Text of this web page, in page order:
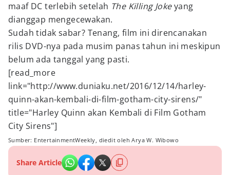
maaf DC terlebih setelah The Killing Jokeyang
dianggap mengecewakan.
Sudah tidak sabar? Tenang, film ini direncanakan
rilis DVD-nya pada musim panas tahun ini meskipun
belum ada tanggal yang pasti.
[read_more
link="http://www.duniaku.net/2016/12/14/harley-
quinn-akan-kembali-di-film-gotham-city-sirens/"
title="Harley Quinn akan Kembali di Film Gotham
City Sirens"]
Sumber: EntertainmentWeekly, diedit oleh Arya W. Wibowo
Share Article